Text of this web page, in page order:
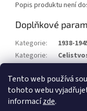
Tento web používá
tohoto webu
informacízde.
Popis produktu není
Doplňkové
Kategorie:
1938-
Kategorie:
Rok: 1939